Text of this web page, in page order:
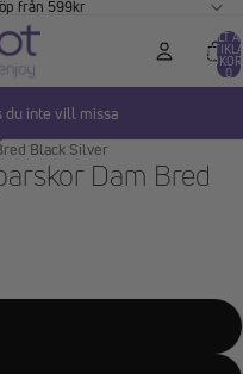
från 599kr
TOTALT
0
du inte vill missa
Black Silver
Dam Bred